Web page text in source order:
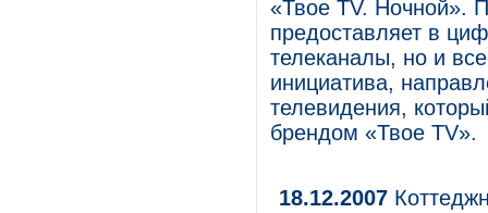
«Твое TV. Ночной».
предоставляет в
телеканалы, но и
инициатива,
телевидения,
брендом «Твое TV».
18.12.2007